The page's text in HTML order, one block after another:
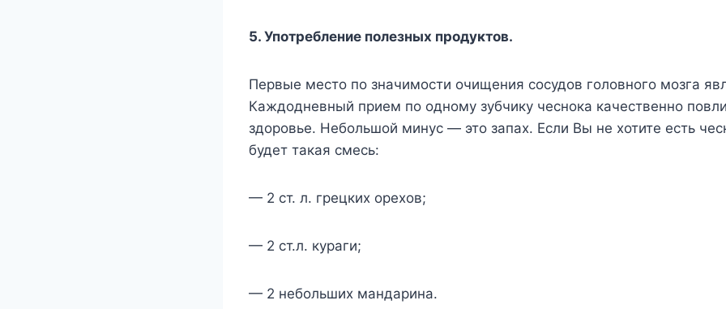
5. Употребление полезных продуктов.
Первые место по значимости очищения сосудов головного мозга
Каждодневный прием по одному зубчику чеснока качественно
здоровье. Небольшой минус — это запах. Если Вы не хотите есть
будет такая смесь:
— 2 ст. л. грецких орехов;
— 2 ст.л. кураги;
— 2 небольших мандарина.